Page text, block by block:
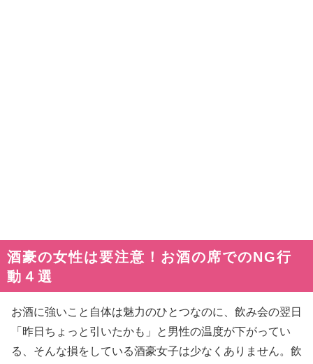
酒豪の女性は要注意！お酒の席でのNG行
動４選
お酒に強いこと自体は魅力のひとつなのに、飲み会の翌日
「昨日ちょっと引いたかも」と男性の温度が下がってい
る、そんな損をしている酒豪女子は少なくありません。飲